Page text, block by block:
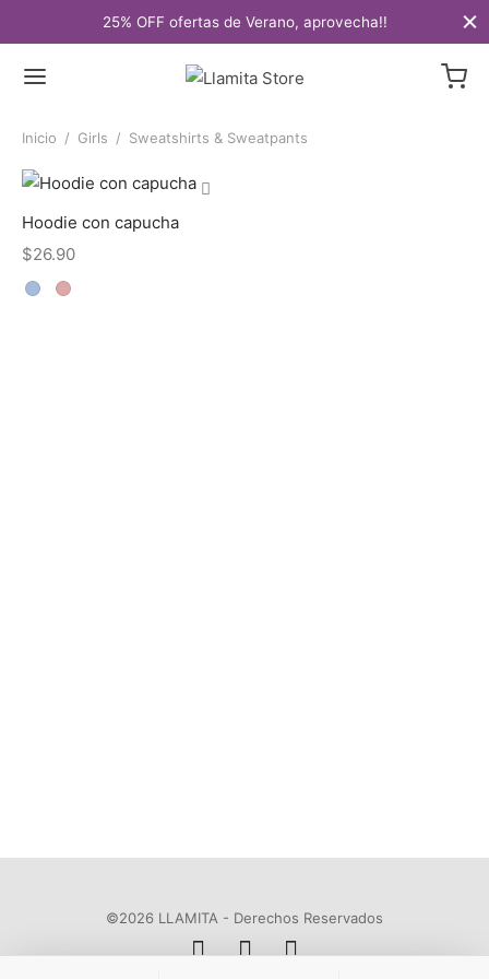
25% OFF ofertas de Verano, aprovecha!!
Inicio / Girls / Sweatshirts & Sweatpants
Hoodie con capucha
$26.90
©2026 LLAMITA - Derechos Reservados